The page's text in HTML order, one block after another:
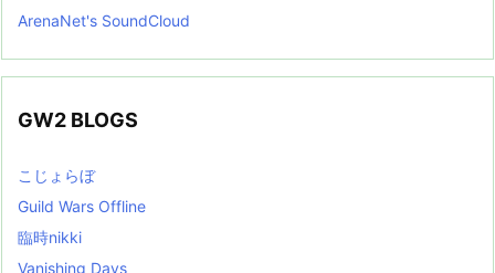
ArenaNet's SoundCloud
GW2 BLOGS
こじょらぼ
Guild Wars Offline
臨時nikki
Vanishing Days